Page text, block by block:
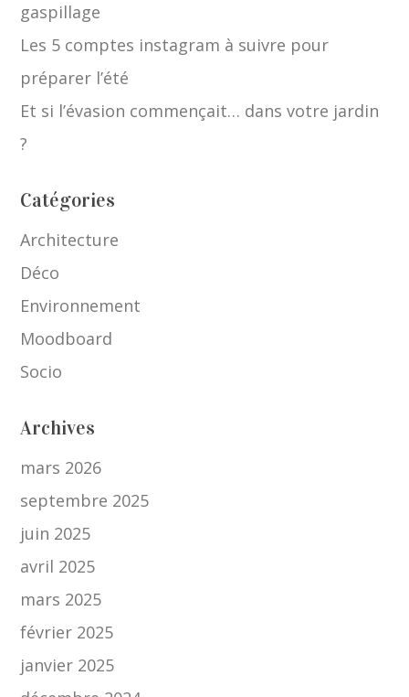
gaspillage
Les 5 comptes instagram à suivre pour
préparer l’été
Et si l’évasion commençait… dans votre jardin
?
Catégories
Architecture
Déco
Environnement
Moodboard
Socio
Archives
mars 2026
septembre 2025
juin 2025
avril 2025
mars 2025
février 2025
janvier 2025